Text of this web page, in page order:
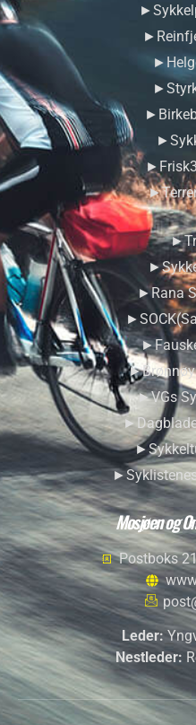
►Rana
►Brønnøy
►VGs
Mosjøen og
Postboks
Leder:
Nestleder: